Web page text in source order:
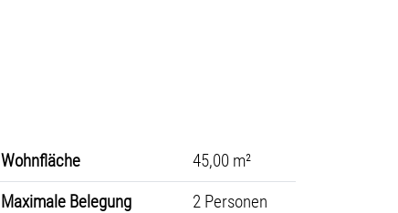
Wohnfläche
45,00 m²
Maximale Belegung
2 Personen